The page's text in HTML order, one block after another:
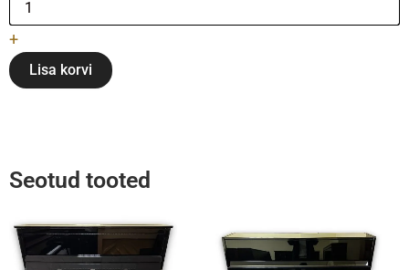
kogus
+
Lisa korvi
Seotud tooted